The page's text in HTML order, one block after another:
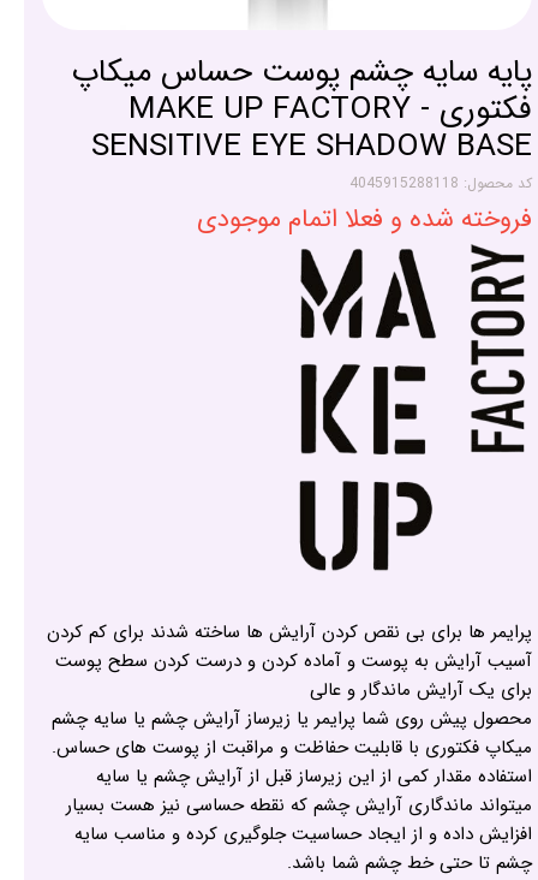
پایه سایه چشم پوست حساس میکاپ
فکتوری - MAKE UP FACTORY
SENSITIVE EYE SHADOW BASE
کد محصول: 4045915288118
فروخته شده و فعلا اتمام موجودی
پرایمر ها برای بی نقص کردن آرایش ها ساخته شدند برای کم کردن
آسیب آرایش به پوست و آماده کردن و درست کردن سطح پوست
برای یک آرایش ماندگار و عالی
محصول پیش روی شما پرایمر یا زیرساز آرایش چشم یا سایه چشم
میکاپ فکتوری با قابلیت حفاظت و مراقبت از پوست های حساس.
استفاده مقدار کمی از این زیرساز قبل از آرایش چشم یا سایه
میتواند ماندگاری آرایش چشم که نقطه حساسی نیز هست بسیار
افزایش داده و از ایجاد حساسیت جلوگیری کرده و مناسب سایه
چشم تا حتی خط چشم شما باشد.